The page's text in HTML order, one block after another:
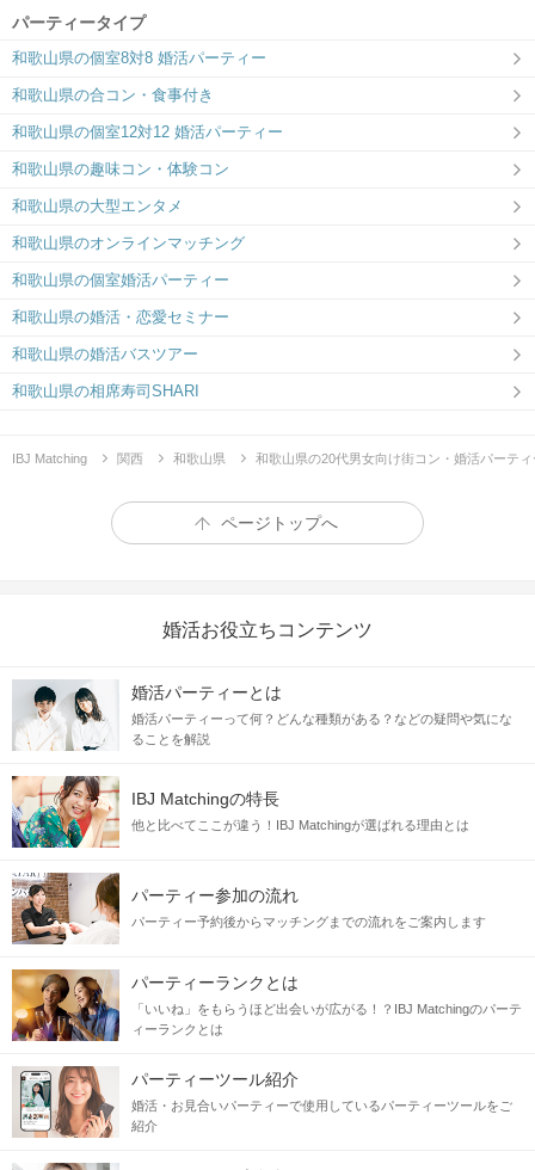
パーティータイプ
和歌山県の個室8対8 婚活パーティー
和歌山県の合コン・食事付き
和歌山県の個室12対12 婚活パーティー
和歌山県の趣味コン・体験コン
和歌山県の大型エンタメ
和歌山県のオンラインマッチング
和歌山県の個室婚活パーティー
和歌山県の婚活・恋愛セミナー
和歌山県の婚活バスツアー
和歌山県の相席寿司SHARI
IBJ Matching 関西 和歌山県 和歌山県の20代男女向け街コン・婚活パーティ
ページトップへ
婚活お役立ちコンテンツ
婚活パーティーとは
婚活パーティーって何？どんな種類がある？などの疑問や気にな
ることを解説
IBJ Matchingの特長
他と比べてここが違う！IBJ Matchingが選ばれる理由とは
パーティー参加の流れ
パーティー予約後からマッチングまでの流れをご案内します
パーティーランクとは
「いいね」をもらうほど出会いが広がる！？IBJ Matchingのパーテ
ィーランクとは
パーティーツール紹介
婚活・お見合いパーティーで使用しているパーティーツールをご
紹介